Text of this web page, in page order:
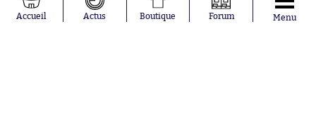
Moussa
Niakhaté
Real Madrid
RC Strasbourg
Accueil Actus Boutique Forum Menu